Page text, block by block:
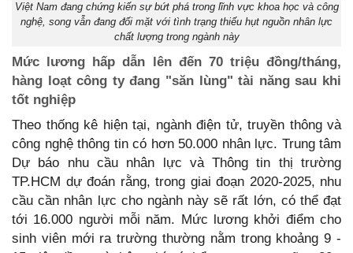
Việt Nam đang chứng kiến sự bứt phá trong lĩnh vực khoa học và công
nghệ, song vẫn đang đối mặt với tình trạng thiếu hụt nguồn nhân lực
chất lượng trong ngành này
Mức lương hấp dẫn lên đến 70 triệu đồng/tháng,
hàng loạt công ty đang "săn lùng" tài năng sau khi
tốt nghiệp
Theo thống kê hiện tại, ngành điện tử, truyền thông và
công nghệ thông tin có hơn 50.000 nhân lực. Trung tâm
Dự báo nhu cầu nhân lực và Thông tin thị trường
TP.HCM dự đoán rằng, trong giai đoạn 2020-2025, nhu
cầu cần nhân lực cho ngành này sẽ rất lớn, có thể đạt
tới 16.000 người mỗi năm. Mức lương khởi điểm cho
sinh viên mới ra trường thường nằm trong khoảng 9 -